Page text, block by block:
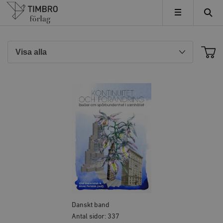
Timbro
MENY
Danskt band
Antal sidor: 337